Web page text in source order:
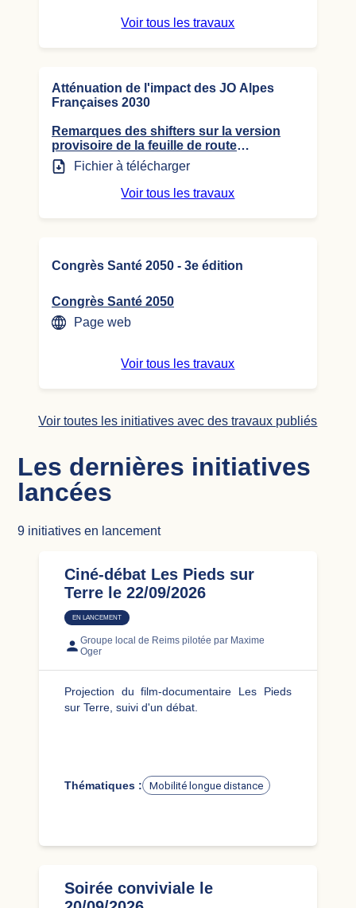
Voir tous les travaux
Atténuation de l'impact des JO Alpes
Françaises 2030
Remarques des shifters sur la version
provisoire de la feuille de route
environnementale des JO
Fichier à télécharger
Voir tous les travaux
Congrès Santé 2050 - 3e édition
Congrès Santé 2050
Page web
Voir tous les travaux
Voir toutes les initiatives avec des travaux publiés
Les dernières initiatives
lancées
9 initiatives en lancement
Ciné-débat Les Pieds sur
Terre le 22/09/2026
EN LANCEMENT
Groupe local de Reims pilotée par Maxime
Oger
Projection du film-documentaire Les Pieds
sur Terre, suivi d'un débat.
Thématiques : Mobilité longue distance
Soirée conviviale le